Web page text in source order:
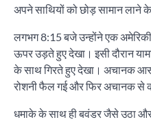
अपने साथियों को छोड़ सामान लाने
लगभग 8:15 बजे उन्होंने एक
ऊपर उड़ते हुए देखा। इसी दौरान
के साथ गिरते हुए देखा। अचानक
रोशनी फैल गई और फिर अचानक से
धमाके के साथ ही बवंडर जैसे उठा